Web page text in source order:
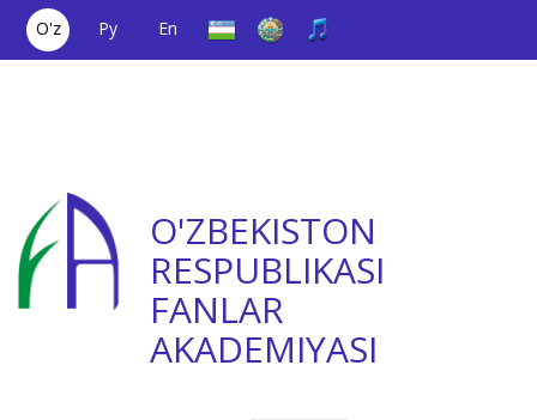
O'z Ру
En
O'ZBEKISTON
RESPUBLIKASI
FANLAR
AKADEMIYASI